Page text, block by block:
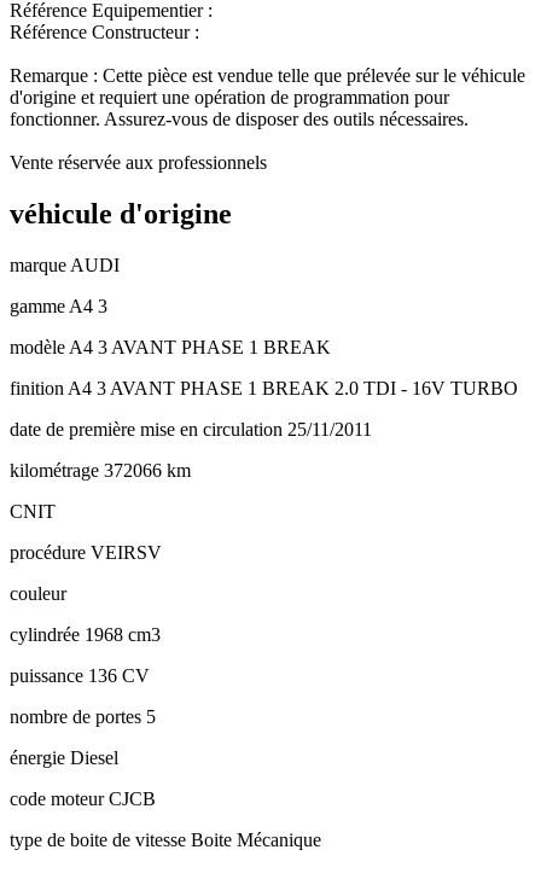
Référence Equipementier :
Référence Constructeur :
Remarque : Cette pièce est vendue telle que prélevée sur le véhicule
d'origine et requiert une opération de programmation pour
fonctionner. Assurez-vous de disposer des outils nécessaires.
Vente réservée aux professionnels
véhicule d'origine
marque AUDI
gamme A4 3
modèle A4 3 AVANT PHASE 1 BREAK
finition A4 3 AVANT PHASE 1 BREAK 2.0 TDI - 16V TURBO
date de première mise en circulation 25/11/2011
kilométrage 372066 km
CNIT
procédure VEIRSV
couleur
cylindrée 1968 cm3
puissance 136 CV
nombre de portes 5
énergie Diesel
code moteurCJCB
type de boite de vitesse Boite Mécanique